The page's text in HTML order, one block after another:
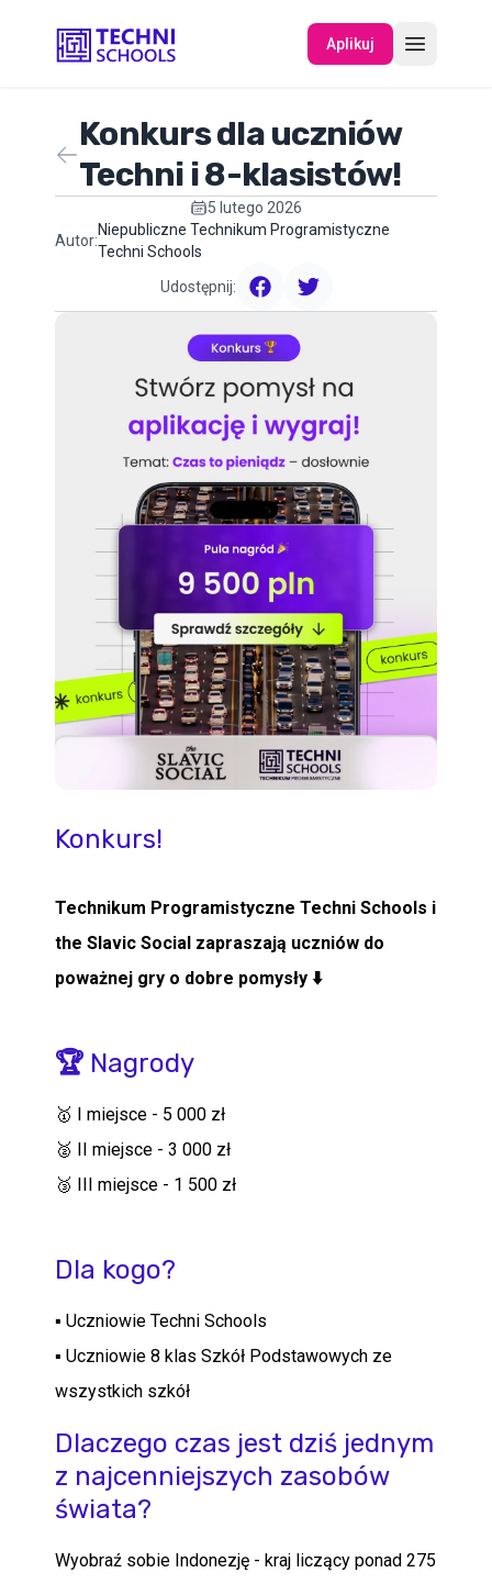
Aplikuj
O NAS
POMOC
Konkurs dla uczniów
Techni i 8-klasistów!
5 lutego 2026
Autor:
Niepubliczne Technikum Programistyczne
Techni Schools
Udostępnij:
facebooktwitter
Konkurs!
Technikum Programistyczne Techni Schools i
the Slavic Social zapraszają uczniów do
poważnej gry o dobre pomysły ⬇️
🏆 Nagrody
🥇 I miejsce - 5 000 zł
🥈 II miejsce - 3 000 zł
🥉 III miejsce - 1 500 zł
Dla kogo?
▪ Uczniowie Techni Schools
▪ Uczniowie 8 klas Szkół Podstawowych ze
wszystkich szkół
Dlaczego czas jest dziś jednym
z najcenniejszych zasobów
świata?
Wyobraź sobie Indonezję - kraj liczący ponad 275